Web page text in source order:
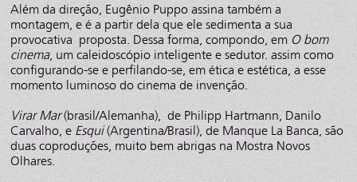
Além da direção, Eugênio Puppo assina também a
montagem, e é a partir dela que ele sedimenta a sua
provocativa proposta. Dessa forma, compondo, em O bom
cinema, um caleidoscópio inteligente e sedutor. assim como
configurando-se e perfilando-se, em ética e estética, a esse
momento luminoso do cinema de invenção.
Virar Mar(brasil/Alemanha), de Philipp Hartmann, Danilo
Carvalho, e Esqui(Argentina/Brasil), de Manque La Banca, são
duas coproduções, muito bem abrigas na Mostra Novos
Olhares.